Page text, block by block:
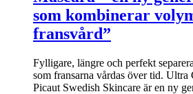
som kombinerar
fransvård”
Fylligare, längre och perfekt
som fransarna vårdas över tid.
Picaut Swedish Skincare är en ny